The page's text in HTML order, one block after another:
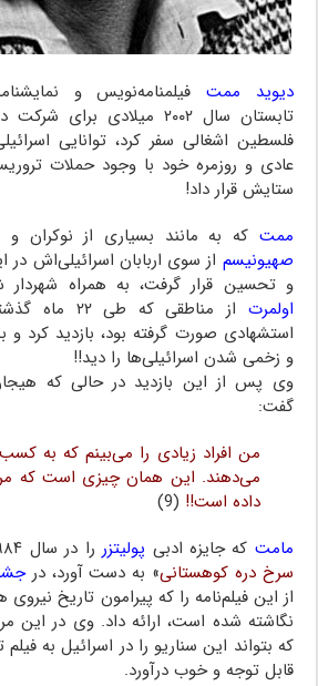
دیوید ممتفیلمنامه‌نویس و
تابستان سال ۲۰۰۲ میلادی
فلسطین اشغالی سفر کرد، توانایی
عادی و روزمره خود با وجود حملات
ستایش قرار داد!
ممت که به مانند بسیاری از نوکران
صهیونیسم از سوی اربابان اسرائیلی‌اش در
و تحسین قرار گرفت، به همراه
اولمرت
از مناطقی
استشهادی صورت گرفته بود، بازدید کرد
و زخمی شدن اسرائیلی‌ها را دید!!
وی پس از این بازدید در حالی که
گفت:
من افراد زیادی را می‌بینم که به
می‌دهند. این همان چیزی است که مرا
داده است!! (9)
مامت که جایزه ادبی پولیتزررا در سال ۱۹۸۴ برای نمایشنامه «
سرخ دره کوهستانی» به دست آورد، در
از این فیلم‌نامه را که پیرامون تاریخ
نگاشته شده است، ارائه داد. وی در این
که بتواند این سناریو را در اسرائیل به
قابل توجه و خوب درآورد.